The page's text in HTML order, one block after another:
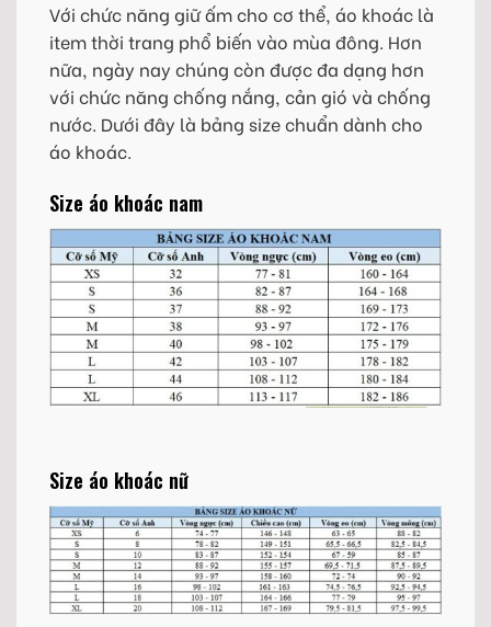
Với chức năng giữ ấm cho cơ thể, áo khoác là
item thời trang phổ biến vào mùa đông. Hơn
nữa, ngày nay chúng còn được đa dạng hơn
với chức năng chống nắng, cản gió và chống
nước. Dưới đây là bảng size chuẩn dành cho
áo khoác.
Size áo khoác nam
Size áo khoác nữ